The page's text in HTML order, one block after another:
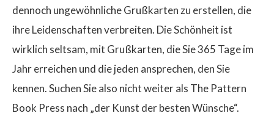
dennoch ungewöhnliche Grußkarten zu erstellen, die
ihre Leidenschaften verbreiten. Die Schönheit ist
wirklich seltsam, mit Grußkarten, die Sie 365 Tage im
Jahr erreichen und die jeden ansprechen, den Sie
kennen. Suchen Sie also nicht weiter als The Pattern
Book Press nach „der Kunst der besten Wünsche“.